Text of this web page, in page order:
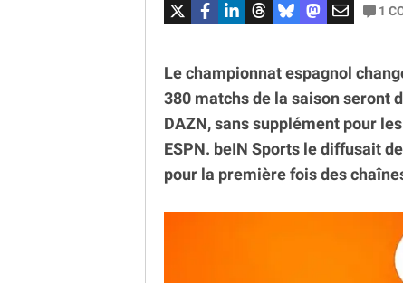
1
Le championnat espagnol
380 matchs de la saison seront
DAZN, sans supplément pour
ESPN. beIN Sports le diffusait
pour la première fois des